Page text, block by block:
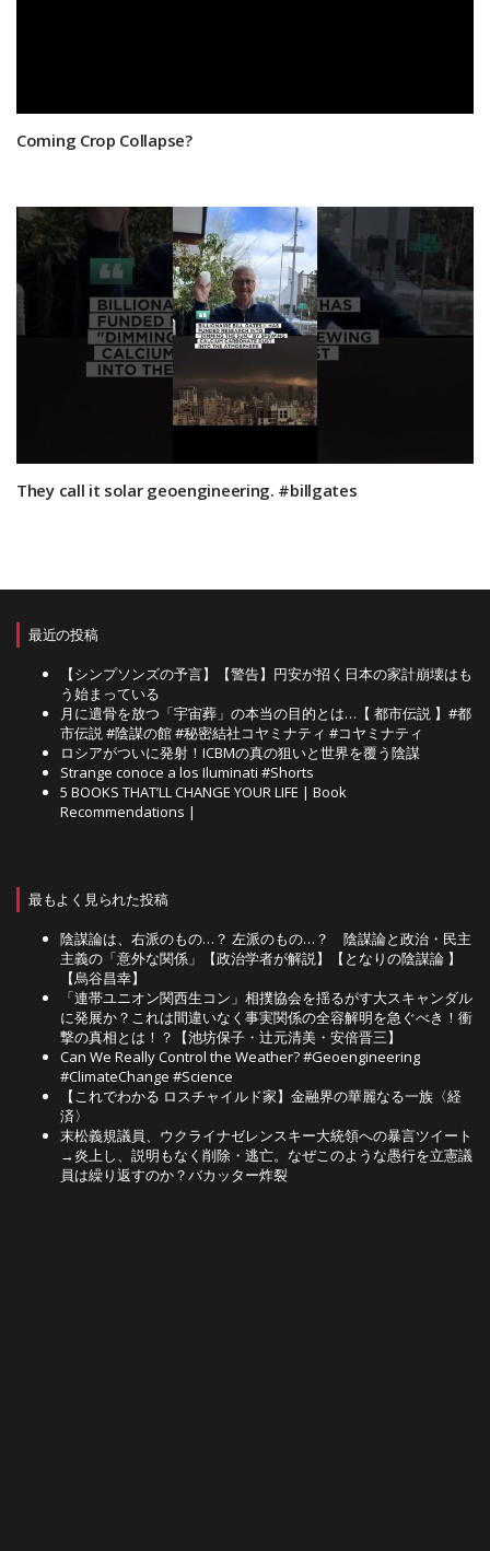
Coming Crop Collapse?
They call it solar geoengineering. #billgates
最近の投稿
【シンプソンズの予言】【警告】円安が招く日本の家計崩壊はも
う始まっている
月に遺骨を放つ「宇宙葬」の本当の目的とは…【 都市伝説 】#都
市伝説 #陰謀の館 #秘密結社コヤミナティ #コヤミナティ
ロシアがついに発射！ICBMの真の狙いと世界を覆う陰謀
Strange conoce a los Iluminati #Shorts
5 BOOKS THAT’LL CHANGE YOUR LIFE | Book
Recommendations |
最もよく見られた投稿
陰謀論は、右派のもの…？ 左派のもの…？ 陰謀論と政治・民主
主義の「意外な関係」【政治学者が解説】【となりの陰謀論 】
【烏谷昌幸】
「連帯ユニオン関西生コン」相撲協会を揺るがす大スキャンダル
に発展か？これは間違いなく事実関係の全容解明を急ぐべき！衝
撃の真相とは！？【池坊保子・辻元清美・安倍晋三】
Can We Really Control the Weather? #Geoengineering
#ClimateChange #Science
【これでわかる ロスチャイルド家】金融界の華麗なる一族〈経
済〉
末松義規議員、ウクライナゼレンスキー大統領への暴言ツイート
→炎上し、説明もなく削除・逃亡。なぜこのような愚行を立憲議
員は繰り返すのか？バカッター炸裂